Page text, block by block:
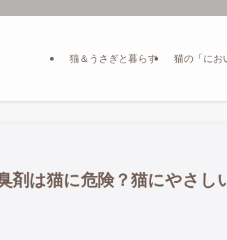
猫＆うさぎと暮らす 猫の「にお
剤は猫に危険？猫にやさし